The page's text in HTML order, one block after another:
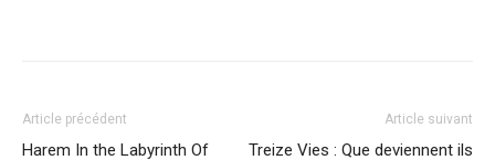
Article précédent
Harem In the Labyrinth Of
Article suivant
Treize Vies : Que deviennent ils